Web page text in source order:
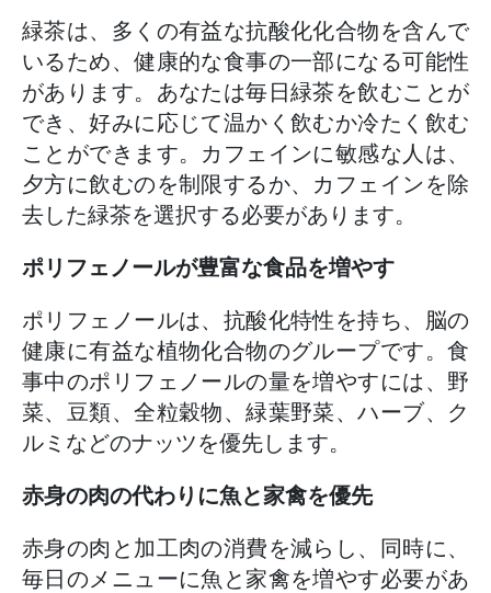
緑茶は、多くの有益な抗酸化化合物を含んで
いるため、健康的な食事の一部になる可能性
があります。あなたは毎日緑茶を飲むことが
でき、好みに応じて温かく飲むか冷たく飲む
ことができます。カフェインに敏感な人は、
夕方に飲むのを制限するか、カフェインを除
去した緑茶を選択する必要があります。
ポリフェノールが豊富な食品を増やす
ポリフェノールは、抗酸化特性を持ち、脳の
健康に有益な植物化合物のグループです。食
事中のポリフェノールの量を増やすには、野
菜、豆類、全粒穀物、緑葉野菜、ハーブ、ク
ルミなどのナッツを優先します。
赤身の肉の代わりに魚と家禽を優先
赤身の肉と加工肉の消費を減らし、同時に、
毎日のメニューに魚と家禽を増やす必要があ